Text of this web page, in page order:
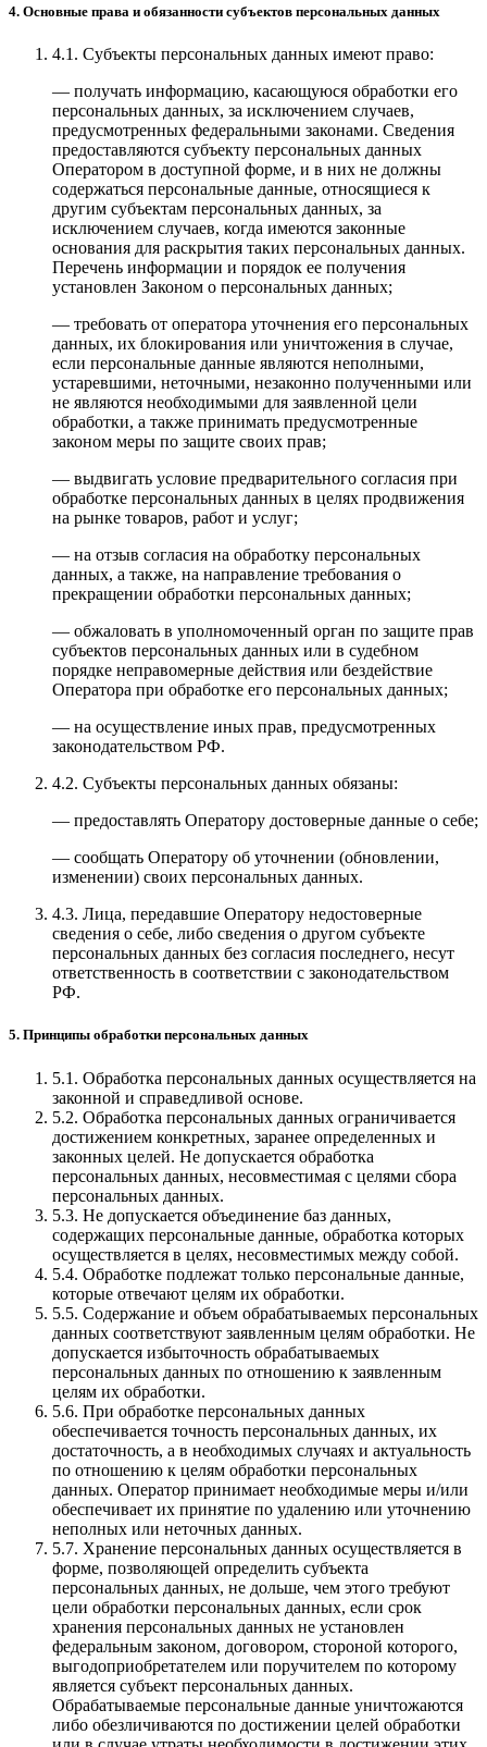
4. Основные права и обязанности субъектов персональных данных
4.1. Субъекты персональных данных имеют право:
— получать информацию, касающуюся обработки его
персональных данных, за исключением случаев,
предусмотренных федеральными законами. Сведения
предоставляются субъекту персональных данных
Оператором в доступной форме, и в них не должны
содержаться персональные данные, относящиеся к
другим субъектам персональных данных, за
исключением случаев, когда имеются законные
основания для раскрытия таких персональных данных.
Перечень информации и порядок ее получения
установлен Законом о персональных данных;
— требовать от оператора уточнения его персональных
данных, их блокирования или уничтожения в случае,
если персональные данные являются неполными,
устаревшими, неточными, незаконно полученными или
не являются необходимыми для заявленной цели
обработки, а также принимать предусмотренные
законом меры по защите своих прав;
— выдвигать условие предварительного согласия при
обработке персональных данных в целях продвижения
на рынке товаров, работ и услуг;
— на отзыв согласия на обработку персональных
данных, а также, на направление требования о
прекращении обработки персональных данных;
— обжаловать в уполномоченный орган по защите прав
субъектов персональных данных или в судебном
порядке неправомерные действия или бездействие
Оператора при обработке его персональных данных;
— на осуществление иных прав, предусмотренных
законодательством РФ.
4.2. Субъекты персональных данных обязаны:
— предоставлять Оператору достоверные данные о себе;
— сообщать Оператору об уточнении (обновлении,
изменении) своих персональных данных.
4.3. Лица, передавшие Оператору недостоверные
сведения о себе, либо сведения о другом субъекте
персональных данных без согласия последнего, несут
ответственность в соответствии с законодательством
РФ.
5. Принципы обработки персональных данных
5.1. Обработка персональных данных осуществляется на
законной и справедливой основе.
5.2. Обработка персональных данных ограничивается
достижением конкретных, заранее определенных и
законных целей. Не допускается обработка
персональных данных, несовместимая с целями сбора
персональных данных.
5.3. Не допускается объединение баз данных,
содержащих персональные данные, обработка которых
осуществляется в целях, несовместимых между собой.
5.4. Обработке подлежат только персональные данные,
которые отвечают целям их обработки.
5.5. Содержание и объем обрабатываемых персональных
данных соответствуют заявленным целям обработки. Не
допускается избыточность обрабатываемых
персональных данных по отношению к заявленным
целям их обработки.
5.6. При обработке персональных данных
обеспечивается точность персональных данных, их
достаточность, а в необходимых случаях и актуальность
по отношению к целям обработки персональных
данных. Оператор принимает необходимые меры и/или
обеспечивает их принятие по удалению или уточнению
неполных или неточных данных.
5.7. Хранение персональных данных осуществляется в
форме, позволяющей определить субъекта
персональных данных, не дольше, чем этого требуют
цели обработки персональных данных, если срок
хранения персональных данных не установлен
федеральным законом, договором, стороной которого,
выгодоприобретателем или поручителем по которому
является субъект персональных данных.
Обрабатываемые персональные данные уничтожаются
либо обезличиваются по достижении целей обработки